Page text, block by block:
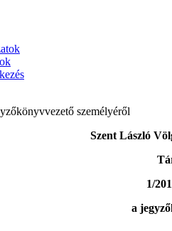
személyéről
Szent László
1/
a